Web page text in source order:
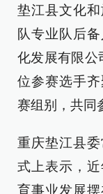
垫江县文化
队专业队后
化发展有限公
位参赛选手
赛组别，共同
重庆垫江县
式上表示，
育事业发展